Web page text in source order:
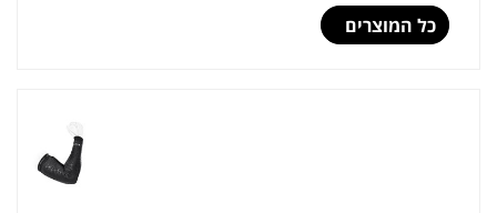
כל המוצרים